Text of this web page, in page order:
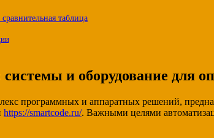
таблица
и оборудование для
программных и аппаратных решений,
https://smartcode.ru/. Важными целями